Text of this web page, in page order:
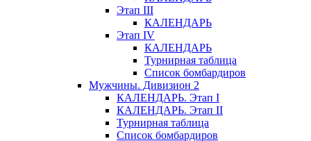
Этап III
КАЛЕНДАРЬ
Этап IV
КАЛЕНДАРЬ
Турнирная таблица
Список бомбардиров
Мужчины. Дивизион 2
КАЛЕНДАРЬ. Этап I
КАЛЕНДАРЬ. Этап II
Турнирная таблица
Список бомбардиров